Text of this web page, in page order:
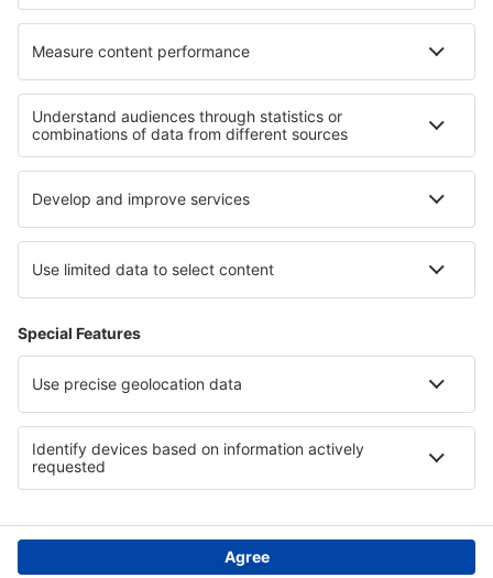
Die besten Hotels - Regionen
Hotels in der Französische Riviera Hotels in Disneyland Paris
Hotels in Provence Hotels in Midi-Pyrenees
Hotels in Les Menuires Hotels in Teschener Schlesien
Hotels in Oaxaca Hotels in Costa de Galicia
Hotels in Arwa Hotels in Polen